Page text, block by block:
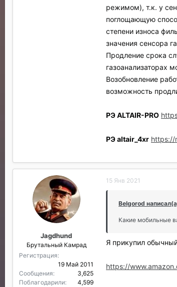
режимом), т.к. у
поглощающую
степени износа
значения сенсора
Продление срока
газоанализаторах
Возобновление
возможность
РЭ ALTAIR-PRO
РЭ altair_4xr https://
Jagdhund
Брутальный Камрад
Регистрация
19 Май 2011
Сообщения
3,625
Поблагодарили
4,599
15 Янв 2021
Belgorod
Какие мобильные
Я прикупил
https://